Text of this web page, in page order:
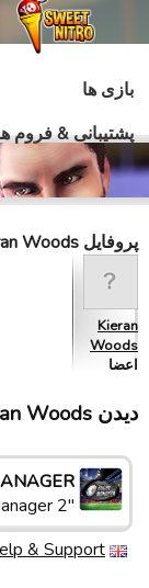
بازی ها
پشتیبانی & فروم
پروفایل Kieran Woods
Kieran
Woods
اعضا
دیدن Kieran Woodsدر بازی های سابلینت
"Rugby Manager 2" سرور
& Support